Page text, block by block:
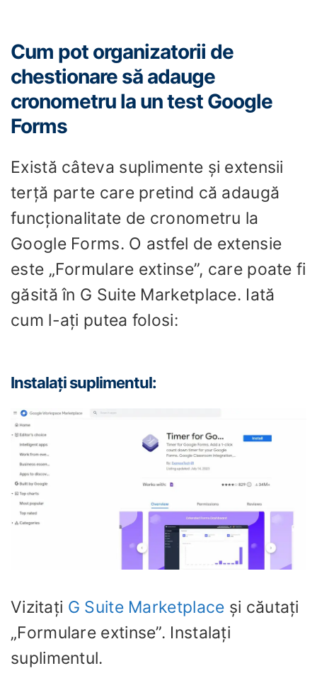
Cum pot organizatorii de
chestionare să adauge
cronometru la un test Google
Forms
Există câteva suplimente și extensii
terță parte care pretind că adaugă
funcționalitate de cronometru la
Google Forms. O astfel de extensie
este „Formulare extinse”, care poate fi
găsită în G Suite Marketplace. Iată
cum l-ați putea folosi:
Instalați suplimentul:
Vizitați G Suite Marketplace și căutați
„Formulare extinse”. Instalați
suplimentul.